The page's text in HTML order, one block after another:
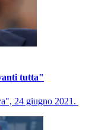
tutta"
24 giugno 2021.